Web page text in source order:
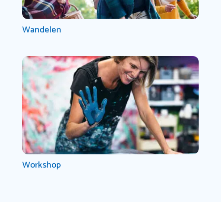
Wandelen
Workshop